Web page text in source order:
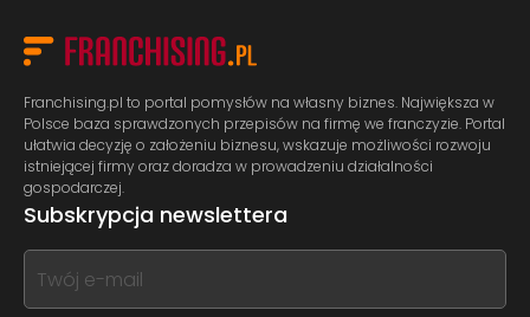
Franchising.pl to portal pomysłów na własny biznes. Największa w
Polsce baza sprawdzonych przepisów na firmę we franczyzie. Portal
ułatwia decyzję o założeniu biznesu, wskazuje możliwości rozwoju
istniejącej firmy oraz doradza w prowadzeniu działalności
gospodarczej.
Subskrypcja newslettera
If
you